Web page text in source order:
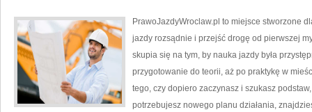
PrawoJazdyWroclaw.pl to miejsce stworzone
jazdy rozsądnie i przejść drogę od pierwszej
skupia się na tym, by nauka jazdy była
przygotowanie do teorii, aż po praktykę w
tego, czy dopiero zaczynasz i szukasz
potrzebujesz nowego planu działania,